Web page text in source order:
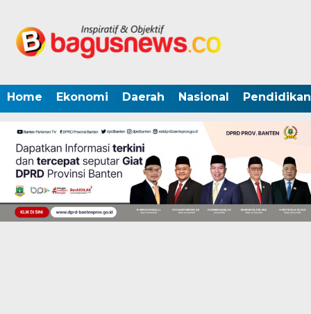
Home Ekonomi Daerah Nasional Pendidikan